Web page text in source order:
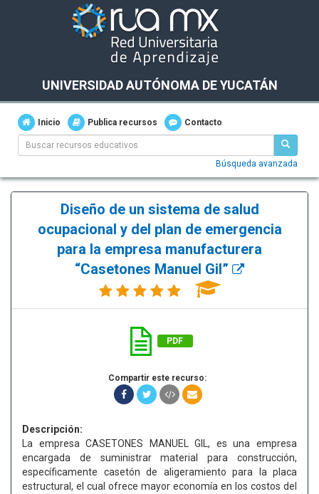
UNIVERSIDAD AUTÓNOMA DE YUCATÁN
Inicio Publica recursos Contacto
Búsqueda avanzada
Diseño de un sistema de salud
ocupacional y del plan de emergencia
para la empresa manufacturera
“Casetones Manuel Gil”
PDF
Compartir este recurso:
Descripción:
La empresa CASETONES MANUEL GIL, es una empresa
encargada de suministrar material para construcción,
específicamente casetón de aligeramiento para la placa
estructural, el cual ofrece mayor economía en los costos del